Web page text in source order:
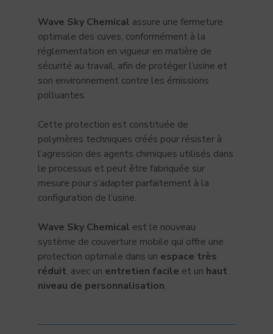
Wave Sky Chemical assure une fermeture
optimale des cuves, conformément à la
réglementation en vigueur en matière de
sécurité au travail, afin de protéger l’usine et
son environnement contre les émissions
polluantes.
Cette protection est constituée de
polymères techniques créés pour résister à
l’agression des agents chimiques utilisés dans
le processus et peut être fabriquée sur
mesure pour s’adapter parfaitement à la
configuration de l’usine.
Wave Sky Chemical est le nouveau
système de couverture mobile qui offre une
protection optimale dans un espace très
réduit, avec un entretien facile et un haut
niveau de personnalisation.